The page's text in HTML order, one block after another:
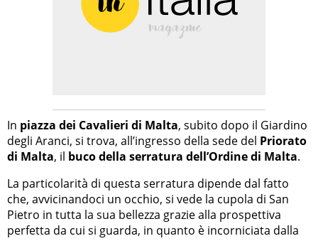
In piazza dei Cavalieri di Malta, subito dopo il Giardino
degli Aranci, si trova, all’ingresso della sede del Priorato
di Malta, il buco della serratura dell’Ordine di Malta.
La particolarità di questa serratura dipende dal fatto
che, avvicinandoci un occhio, si vede la cupola di San
Pietro in tutta la sua bellezza grazie alla prospettiva
perfetta da cui si guarda, in quanto è incorniciata dalla